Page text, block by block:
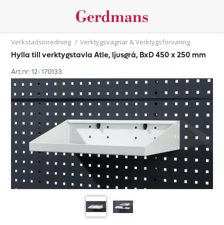
Verkstadsinredning / Verktygsvagnar & Verktygsförvaring
Hylla till verktygstavla Atle, ljusgrå, BxD 450 x 250 mm
Art.nr: 12-170133